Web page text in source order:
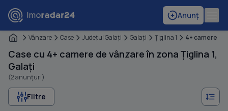
Anunț
Vânzare Case Judeţul Galaţi Galaţi Ţiglina 1 4+ camere
Case cu 4+ camere de vânzare în zona Țiglina 1,
Galați
(2 anunțuri)
Filtre